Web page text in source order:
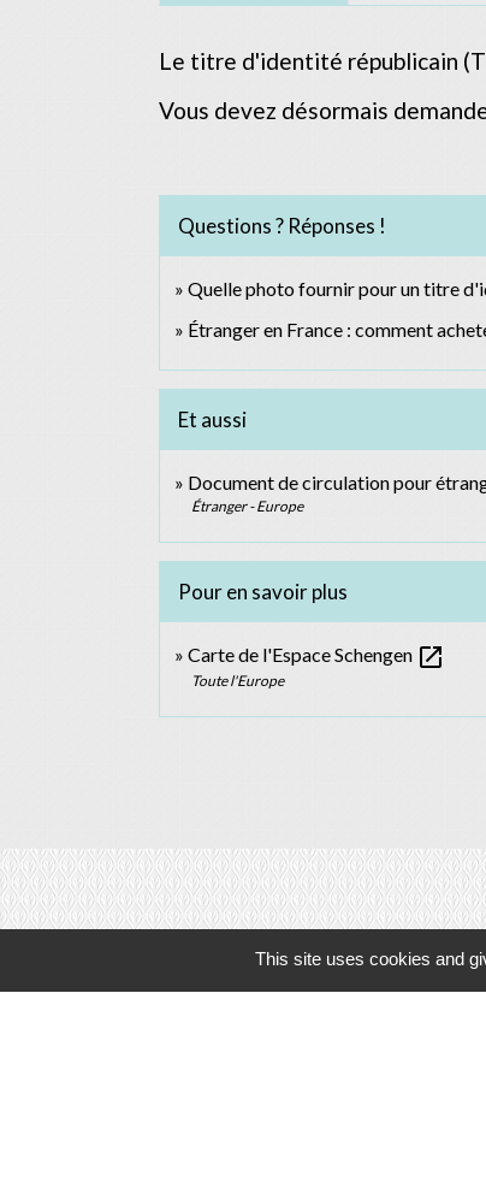
Le titre d'identité républicain
Vous devez désormais
Questions ? Réponses !
Quelle photo fournir pour un titre
Étranger en France : comment
Et aussi
Document de circulation pour
Étranger - Europe
Pour en savoir plus
Carte de l'Espace Schengen open_in_new
Toute l'Europe
This site uses cookies and